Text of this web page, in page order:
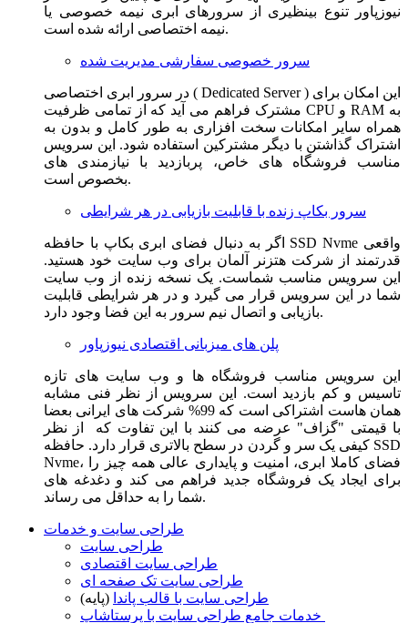
نیوزپاور تنوع بینظیری از سرورهای ابری نیمه خصوصی یا
نیمه اختصاصی ارائه شده است.
سرور خصوصی سفارشی مدیریت شده
در سرور ابری اختصاصی ( Dedicated Server ) این امکان برای
مشترک فراهم می آید که از تمامی ظرفیت CPU و RAM به
همراه سایر امکانات سخت افزاری به طور کامل و بدون به
اشتراک گذاشتن با دیگر مشترکین استفاده شود. این سرویس
مناسب فروشگاه های خاص، پربازدید با نیازمندی های
بخصوص است.
سرور بکاپ زنده با قابلیت بازیابی در هر شرایطی
اگر به دنبال فضای ابری بکاپ با حافظه SSD Nvme واقعی
قدرتمند از شرکت هتزنر آلمان برای وب سایت خود هستید.
این سرویس مناسب شماست. یک نسخه زنده از وب سایت
شما در این سرویس قرار می گیرد و در هر شرایطی قابلیت
بازیابی و اتصال نیم سرور به این فضا وجود دارد.
پلن های میزبانی اقتصادی نیوزپاور
این سرویس مناسب فروشگاه ها و وب سایت های تازه
تاسیس و کم بازدید است. این سرویس از نظر فنی مشابه
همان هاست اشتراکی است که 99% شرکت های ایرانی بعضا
با قیمتی "گزاف" عرضه می کنند با این تفاوت که از نظر
کیفی یک سر و گردن در سطح بالاتری قرار دارد. حافظه SSD
Nvme، فضای کاملا ابری، امنیت و پایداری عالی همه چیز را
برای ایجاد یک فروشگاه جدید فراهم می کند و دغدغه های
شما را به حداقل می رساند.
طراحی سایت و خدمات
طراحی سایت
طراحی سایت اقتصادی
طراحی سایت تک صفحه ای
طراحی سایت با قالب پاندا (پایه)